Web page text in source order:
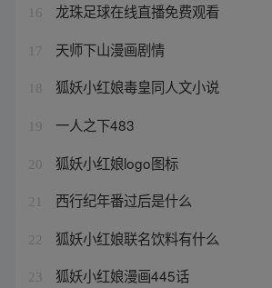
16 龙珠足球在线直播免费观看
17 天师下山漫画剧情
18 狐妖小红娘毒皇同人文小说
19 一人之下483
20 狐妖小红娘logo图标
21 西行纪年番过后是什么
22 狐妖小红娘联名饮料有什么
23 狐妖小红娘漫画445话